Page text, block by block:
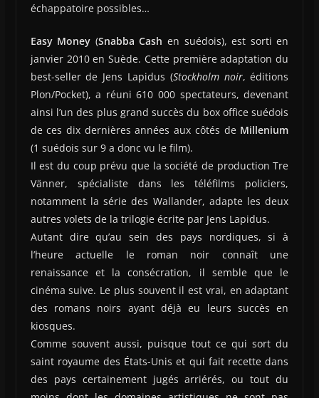
échappatoire possibles…
Easy Money (Snabba Cash en suédois), est sorti en
janvier 2010 en Suède. Cette première adaptation du
best-seller de Jens Lapidus (Stockholm noir, éditions
Plon/Pocket), a réuni 610 000 spectateurs, devenant
ainsi l’un des plus grand succès du box office suédois
de ces dix dernières années aux côtés de Millenium
(1 suédois sur 9 a donc vu le film).
Il est du coup prévu que la société de production Tre
Vänner, spécialiste dans les téléfilms policiers,
notamment la série des Wallander, adapte les deux
autres volets de la trilogie écrite par Jens Lapidus.
Autant dire qu’au sein des pays nordiques, si à
l’heure actuelle le roman noir connaît une
renaissance et la consécration, il semble que le
cinéma suive. Le plus souvent il est vrai, en adaptant
des romans noirs ayant déjà eu leurs succès en
kiosques.
Comme souvent aussi, puisque tout ce qui sort du
saint royaume des États-Unis et qui fait recette dans
des pays certainement jugés arriérés, ou tout du